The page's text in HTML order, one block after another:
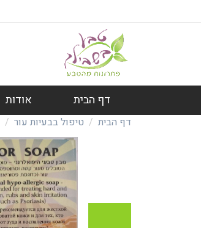
דף הבית אודות
דף הבית טיפול בבעיות עור